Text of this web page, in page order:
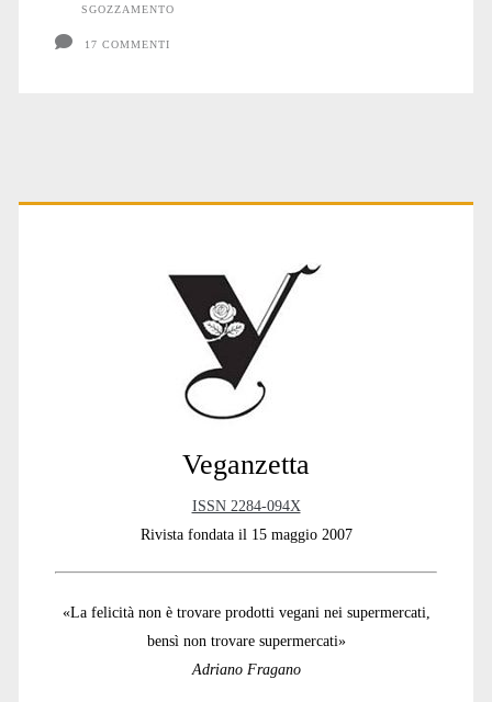
SGOZZAMENTO
17 COMMENTI
Primary
Veganzetta
ISSN 2284-094X
Rivista fondata il 15 maggio 2007
«La felicità non è trovare prodotti vegani nei supermercati,
bensì non trovare supermercati»
Adriano Fragano